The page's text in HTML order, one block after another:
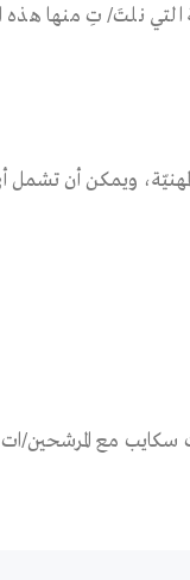
التي نلتَ/ تِ منها
والمهنيّة، ويمكن أن
مع المرشحين/ات